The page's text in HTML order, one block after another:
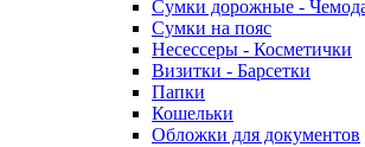
Сумки дорожные -
Сумки на пояс
Несессеры - Косметички
Визитки - Барсетки
Папки
Кошельки
Обложки для документов